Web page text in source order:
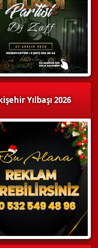
Yılbaşı 2026